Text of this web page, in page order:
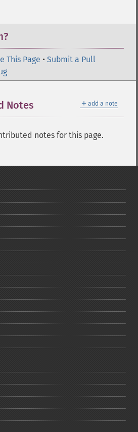
This Page • Submit a Pull
＋ add a note
Notes
notes for this page.